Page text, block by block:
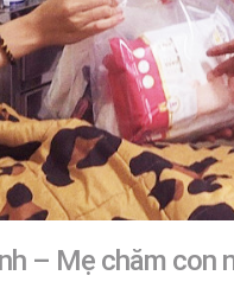
– Mẹ chăm con